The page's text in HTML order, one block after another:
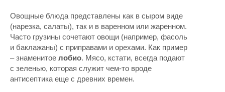
Овощные блюда представлены как в сыром виде
(нарезка, салаты), так и в варенном или жаренном.
Часто грузины сочетают овощи (например, фасоль
и баклажаны) с приправами и орехами. Как пример
– знаменитое лобио. Мясо, кстати, всегда подают
с зеленью, которая служит чем-то вроде
антисептика еще с древних времен.